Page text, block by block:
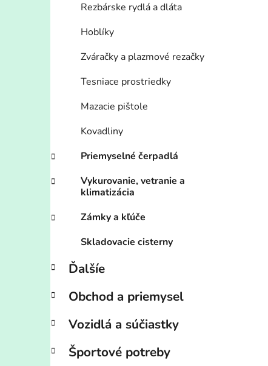
Rezbárske rydlá a dláta
Hoblíky
Zváračky a plazmové rezačky
Tesniace prostriedky
Mazacie pištole
Kovadliny
Priemyselné čerpadlá
Vykurovanie, vetranie a
klimatizácia
Zámky a kľúče
Skladovacie cisterny
Ďalšíe
Obchod a priemysel
Vozidlá a súčiastky
Športové potreby